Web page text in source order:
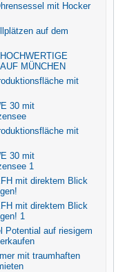
mit Hocker
auf dem
MÜNCHEN
mit
30 mit
mit
30 mit
1
mit direktem Blick
mit direktem Blick
1
Potential auf riesigem
mit traumhaften